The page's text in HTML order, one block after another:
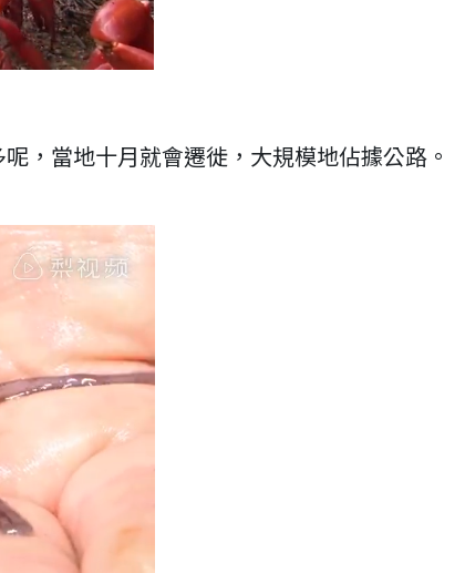
，當地十月就會遷徙，大規模地佔據公路。